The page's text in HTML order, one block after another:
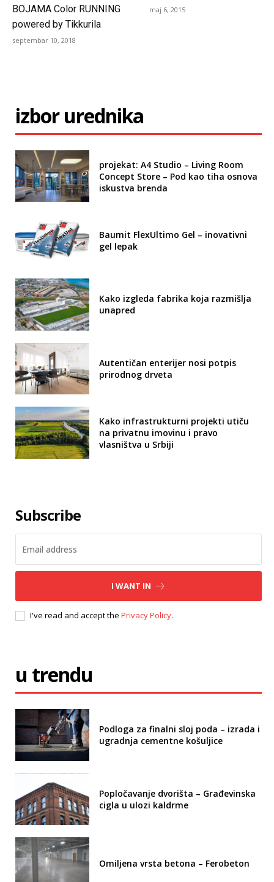
BOJAMA Color RUNNING
powered by Tikkurila
septembar 10, 2018
maj 6, 2015
izbor urednika
projekat: A4 Studio – Living Room
Concept Store – Pod kao tiha osnova
iskustva brenda
Baumit FlexUltimo Gel – inovativni
gel lepak
Kako izgleda fabrika koja razmišlja
unapred
Autentičan enterijer nosi potpis
prirodnog drveta
Kako infrastrukturni projekti utiču
na privatnu imovinu i pravo
vlasništva u Srbiji
Subscribe
I WANT IN
I've read and accept the Privacy Policy.
u trendu
Podloga za finalni sloj poda – izrada i
ugradnja cementne košuljice
Popločavanje dvorišta – Građevinska
cigla u ulozi kaldrme
Omiljena vrsta betona – Ferobeton